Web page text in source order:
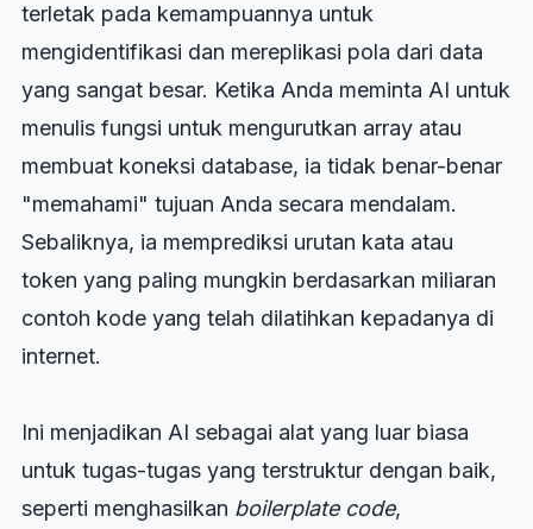
terletak pada kemampuannya untuk
mengidentifikasi dan mereplikasi pola dari data
yang sangat besar. Ketika Anda meminta AI untuk
menulis fungsi untuk mengurutkan array atau
membuat koneksi database, ia tidak benar-benar
"memahami" tujuan Anda secara mendalam.
Sebaliknya, ia memprediksi urutan kata atau
token yang paling mungkin berdasarkan miliaran
contoh kode yang telah dilatihkan kepadanya di
internet.
Ini menjadikan AI sebagai alat yang luar biasa
untuk tugas-tugas yang terstruktur dengan baik,
seperti menghasilkan boilerplate code,